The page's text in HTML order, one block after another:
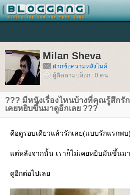
Milan Sheva
ฝากข้อความหลังไมค์
ผู้ติดตามบล็อก : 0 คน
??? มีหนังเรื่องไหนบ้างที่คุณรู้สึกรั
เคยหยิบขึ้นมาดูอีกเลย ???
คือดูรอบเดียวแล้วรักเลย(แบบรักแรกพบ)
ต่หลังจากนั้น เราก็ไม่เคยหยิบมันขึ้นมา
ดูอีกต่อไปเล